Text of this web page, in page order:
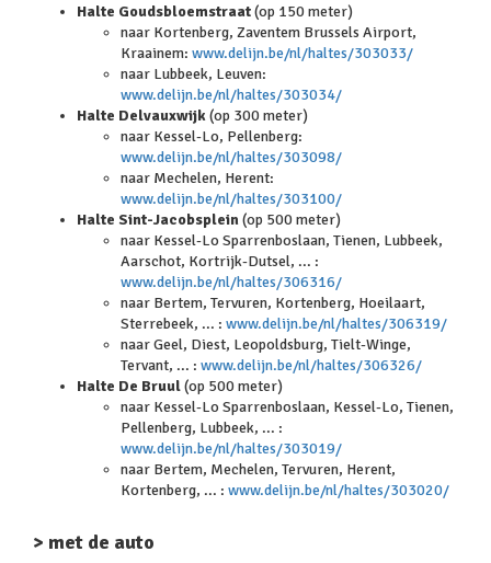
Halte Goudsbloemstraat(op 150 meter)
naar Kortenberg, Zaventem Brussels Airport,
Kraainem: www.delijn.be/nl/haltes/303033/
naar Lubbeek, Leuven:
www.delijn.be/nl/haltes/303034/
Halte Delvauxwijk(op 300 meter)
naar Kessel-Lo, Pellenberg:
www.delijn.be/nl/haltes/303098/
naar Mechelen, Herent:
www.delijn.be/nl/haltes/303100/
Halte Sint-Jacobsplein(op 500 meter)
naar Kessel-Lo Sparrenboslaan, Tienen, Lubbeek,
Aarschot, Kortrijk-Dutsel, ... :
www.delijn.be/nl/haltes/306316/
naar Bertem, Tervuren, Kortenberg, Hoeilaart,
Sterrebeek, ... : www.delijn.be/nl/haltes/306319/
naar Geel, Diest, Leopoldsburg, Tielt-Winge,
Tervant, ... : www.delijn.be/nl/haltes/306326/
Halte De Bruul(op 500 meter)
naar Kessel-Lo Sparrenboslaan, Kessel-Lo, Tienen,
Pellenberg, Lubbeek, ... :
www.delijn.be/nl/haltes/303019/
naar Bertem, Mechelen, Tervuren, Herent,
Kortenberg, ... : www.delijn.be/nl/haltes/303020/
> met de auto